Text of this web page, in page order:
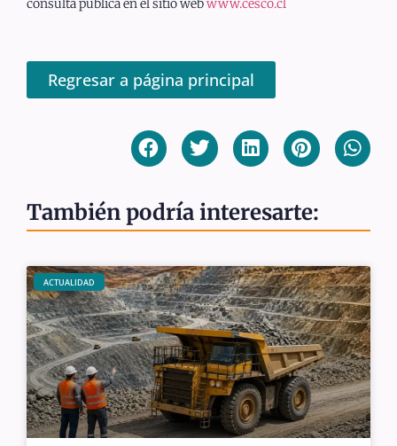
consulta pública en el sitio webwww.cesco.cl
Regresar a página principal
También podría interesarte:
ACTUALIDAD